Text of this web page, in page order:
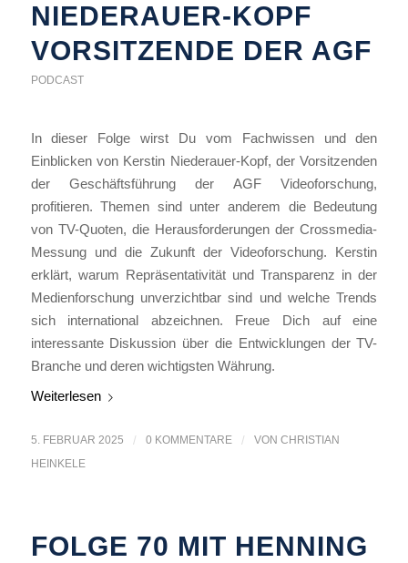
NIEDERAUER-KOPF
VORSITZENDE DER AGF
PODCAST
In dieser Folge wirst Du vom Fachwissen und den
Einblicken von Kerstin Niederauer-Kopf, der Vorsitzenden
der Geschäftsführung der AGF Videoforschung,
profitieren. Themen sind unter anderem die Bedeutung
von TV-Quoten, die Herausforderungen der Crossmedia-
Messung und die Zukunft der Videoforschung. Kerstin
erklärt, warum Repräsentativität und Transparenz in der
Medienforschung unverzichtbar sind und welche Trends
sich international abzeichnen. Freue Dich auf eine
interessante Diskussion über die Entwicklungen der TV-
Branche und deren wichtigsten Währung.
Weiterlesen
5. FEBRUAR 2025 / 0 KOMMENTARE / VON CHRISTIAN
HEINKELE
FOLGE 70 MIT HENNING